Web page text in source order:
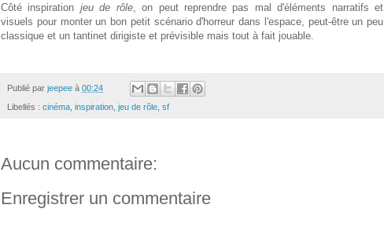
Côté inspiration jeu de rôle, on peut reprendre pas mal d'éléments narratifs et
visuels pour monter un bon petit scénario d'horreur dans l'espace, peut-être un peu
classique et un tantinet dirigiste et prévisible mais tout à fait jouable.
Publié par jeepee à 00:24
Libellés : cinéma inspiration jeu de rôle sf
Aucun commentaire:
Enregistrer un commentaire